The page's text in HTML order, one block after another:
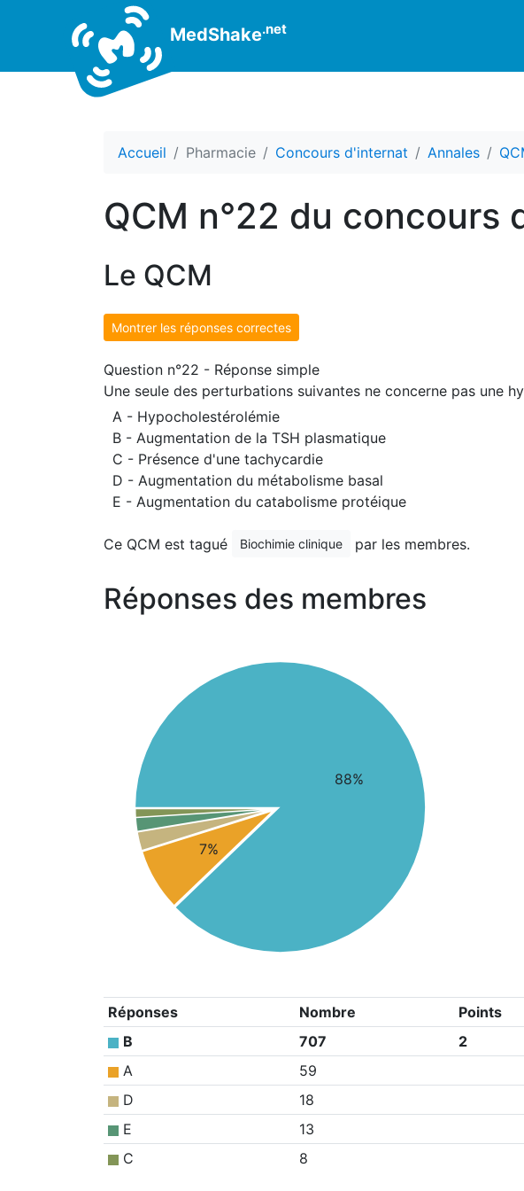
MedShake.net
Accueil Pharmacie Concours d'internat Annales
QCM n°22 du
Le QCM
Montrer les réponses correctes
Question n°22 - Réponse simple
Une seule des perturbations suivantes ne concerne pas une
A - Hypocholestérolémie
B - Augmentation de la TSH plasmatique
C - Présence d'une tachycardie
D - Augmentation du métabolisme basal
E - Augmentation du catabolisme protéique
Ce QCM est tagué Biochimie clinique par les membres.
Réponses des membres
88%
7%
Réponses Nombre
Points
B
707
2
A
59
D
18
E
13
C
8